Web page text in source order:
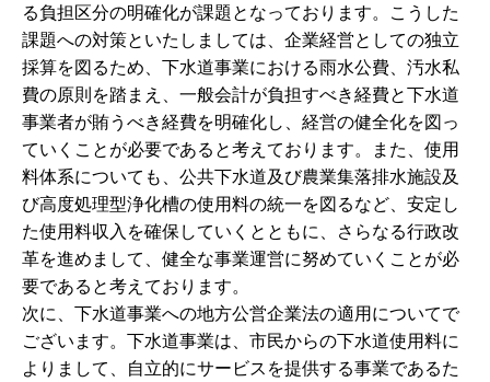
る負担区分の明確化が課題となっております。こうした
課題への対策といたしましては、企業経営としての独立
採算を図るため、下水道事業における雨水公費、汚水私
費の原則を踏まえ、一般会計が負担すべき経費と下水道
事業者が賄うべき経費を明確化し、経営の健全化を図っ
ていくことが必要であると考えております。また、使用
料体系についても、公共下水道及び農業集落排水施設及
び高度処理型浄化槽の使用料の統一を図るなど、安定し
た使用料収入を確保していくとともに、さらなる行政改
革を進めまして、健全な事業運営に努めていくことが必
要であると考えております。
次に、下水道事業への地方公営企業法の適用についてで
ございます。下水道事業は、市民からの下水道使用料に
よりまして、自立的にサービスを提供する事業であるた